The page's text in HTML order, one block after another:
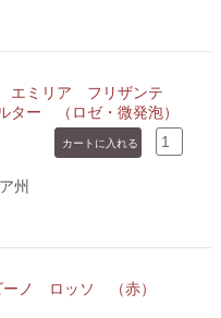
エミリア フリザンテ
ター （ロゼ・微発泡）
州
ーノ ロッソ （赤）